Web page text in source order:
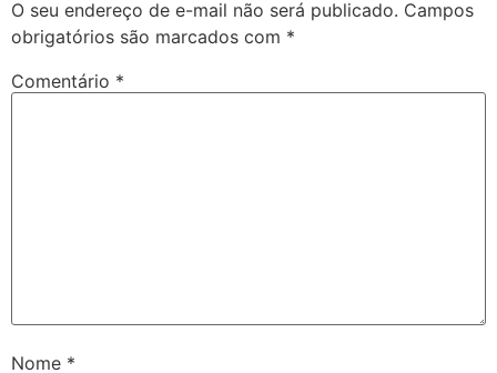
O seu endereço de e-mail não será publicado. Campos
obrigatórios são marcados com *
Comentário *
Nome *